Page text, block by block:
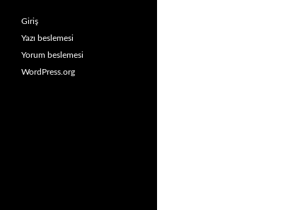
Giriş
Yazı beslemesi
Yorum beslemesi
WordPress.org